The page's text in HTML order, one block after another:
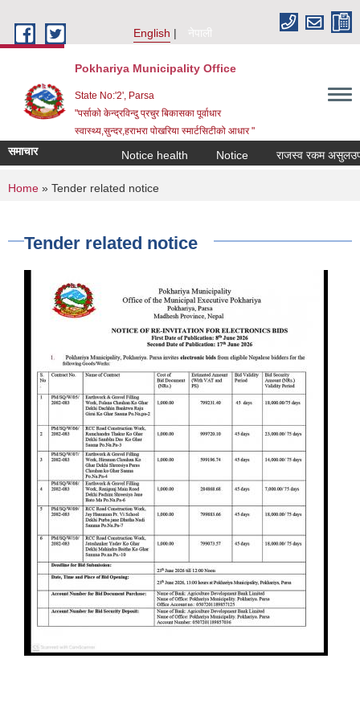
English
नेपाली
Pokhariya Municipality Office
State No:'2', Parsa
"पर्साको केन्द्रविन्दु प्रचुर बिकासका पूर्वाधार
स्वास्थ्य,सुन्दर,हराभरा पोखरिया स्मार्टसिटीको आधार "
समाचार Notice health Notice राजस्व रकम असुलउपर
You are here
Home » Tender related notice
Tender related notice